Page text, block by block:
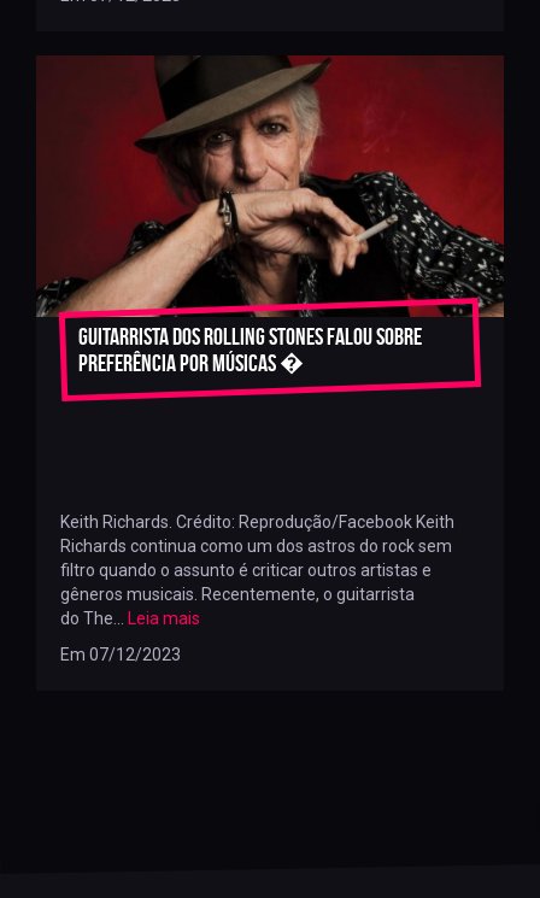
Guitarrista dos Rolling Stones falou sobre
preferência por músicas �
Keith Richards. Crédito: Reprodução/Facebook Keith
Richards continua como um dos astros do rock sem
filtro quando o assunto é criticar outros artistas e
gêneros musicais. Recentemente, o guitarrista
do The...
Leia mais
Em 07/12/2023